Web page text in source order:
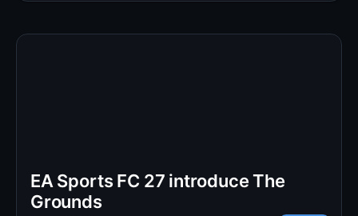
EA Sports FC 27 introduce The
Grounds